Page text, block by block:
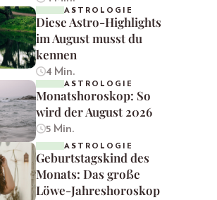
ASTROLOGIE
Diese Astro-Highlights
im August musst du
kennen
4 Min.
ASTROLOGIE
Monatshoroskop: So
wird der August 2026
5 Min.
ASTROLOGIE
Geburtstagskind des
Monats: Das große
Löwe-Jahreshoroskop